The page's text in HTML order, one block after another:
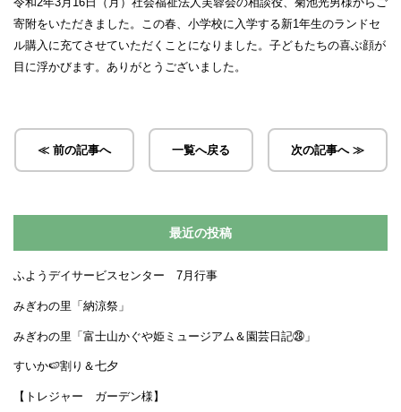
寄附をいただきました。この春、小学校に入学する新1年生のランドセ
ル購入に充てさせていただくことになりました。子どもたちの喜ぶ顔が
目に浮かびます。ありがとうございました。
≪ 前の記事へ 一覧へ戻る 次の記事へ ≫
最近の投稿
ふようデイサービスセンター 7月行事
みぎわの里「納涼祭」
みぎわの里「富士山かぐや姫ミュージアム＆園芸日記㉘」
すいか🍉割り＆七夕
【トレジャー ガーデン様】